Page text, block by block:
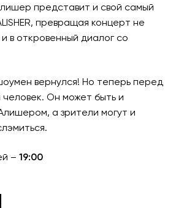
представит и свой самый
превращая концерт не
в откровенный диалог со
вернулся! Но теперь перед
Он может быть и
а зрители могут и
– 19:00